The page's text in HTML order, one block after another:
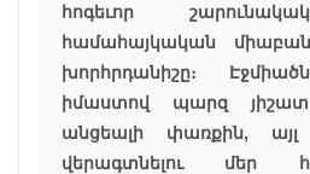
հոգեւոր
համահայկական
խորհրդանիշը։
իմաստով պարզ
անցեալի փառքին, այլ
վերագտնելու մեր